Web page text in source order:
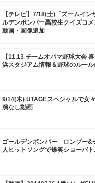
【テレビ】7/18(土)「ズームイン
ルデンボンバー高校生クイズコ
動画・画像追加
【11.13 チームオバマ野球大会
浜スタジアム情報＆野球のルー
9/14(木) UTAGEスペシャルで女
演なし動画
ゴールデンボンバー ロンブー&
人ヒットソングで爆笑ショーバト